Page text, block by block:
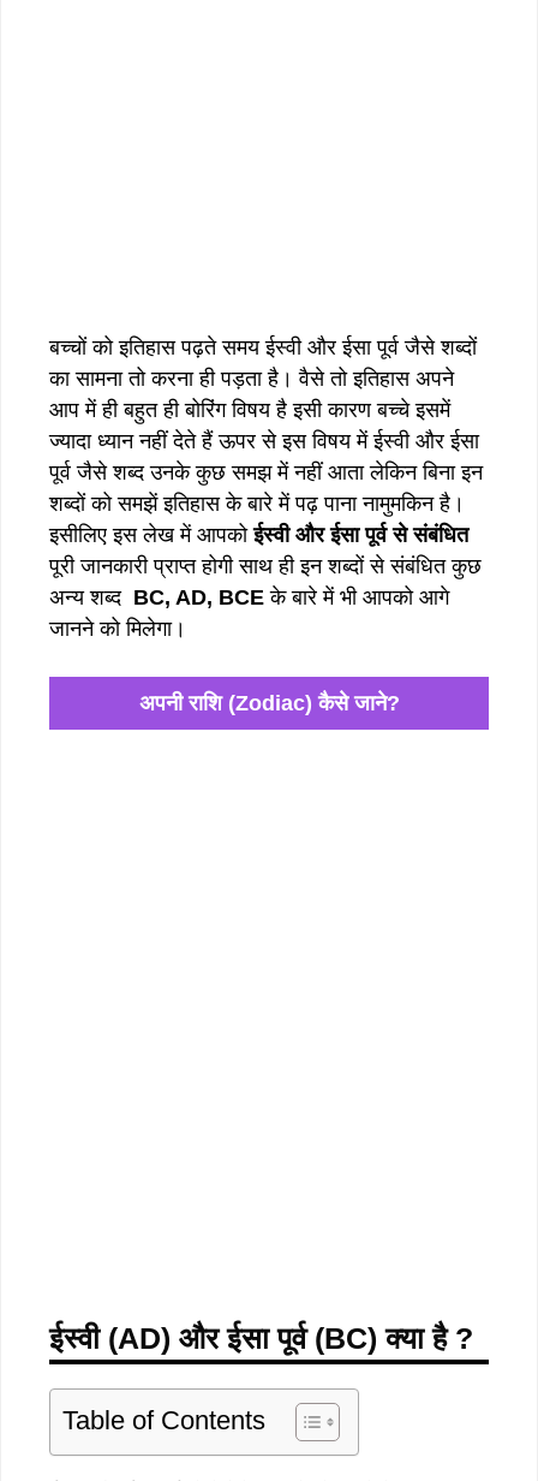
बच्चों को इतिहास पढ़ते समय ईस्वी और ईसा पूर्व जैसे शब्दों
का सामना तो करना ही पड़ता है। वैसे तो इतिहास अपने
आप में ही बहुत ही बोरिंग विषय है इसी कारण बच्चे इसमें
ज्यादा ध्यान नहीं देते हैं ऊपर से इस विषय में ईस्वी और ईसा
पूर्व जैसे शब्द उनके कुछ समझ में नहीं आता लेकिन बिना इन
शब्दों को समझें इतिहास के बारे में पढ़ पाना नामुमकिन है।
इसीलिए इस लेख में आपकोईस्वी और ईसा पूर्व से संबंधित
पूरी जानकारी प्राप्त होगी साथ ही इन शब्दों से संबंधित कुछ
अन्य शब्द BC, AD, BCEके बारे में भी आपको आगे
जानने को मिलेगा।
अपनी राशि (Zodiac) कैसे जाने?
ईस्वी (AD) और ईसा पूर्व (BC) क्या है ?
Table of Contents